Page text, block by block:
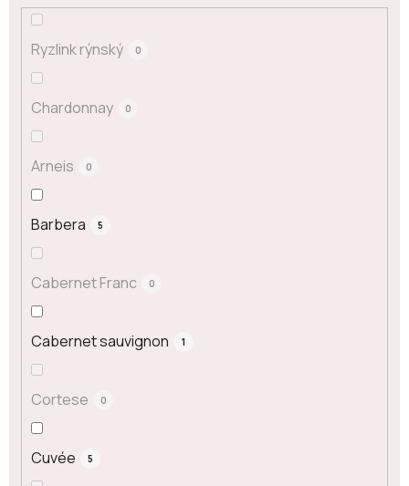
Ryzlink rýnský 0
Chardonnay 0
Arneis 0
Barbera 5
Cabernet Franc 0
Cabernet sauvignon 1
Cortese 0
Cuvée 5